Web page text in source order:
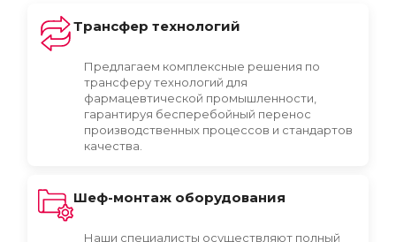
Трансфер технологий
Предлагаем комплексные решения по
трансферу технологий для
фармацевтической промышленности,
гарантируя бесперебойный перенос
производственных процессов и стандартов
качества.
Шеф-монтаж оборудования
Наши специалисты осуществляют полный